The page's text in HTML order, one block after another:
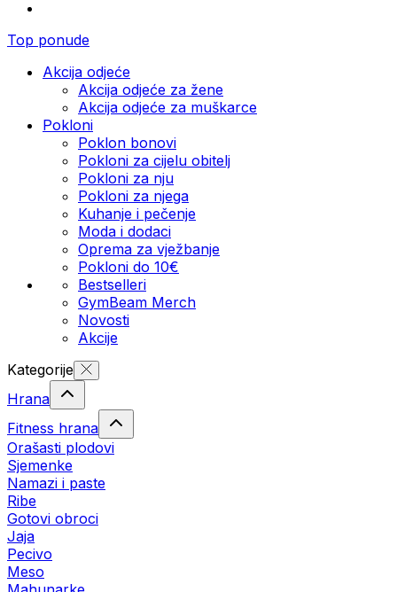
Top ponude
Akcija odjeće
Akcija odjeće za žene
Akcija odjeće za muškarce
Pokloni
Poklon bonovi
Pokloni za cijelu obitelj
Pokloni za nju
Pokloni za njega
Kuhanje i pečenje
Moda i dodaci
Oprema za vježbanje
Pokloni do 10€
Bestselleri
GymBeam Merch
Novosti
Akcije
Kategorije
Hrana
Fitness hrana
Orašasti plodovi
Sjemenke
Namazi i paste
Ribe
Gotovi obroci
Jaja
Pecivo
Meso